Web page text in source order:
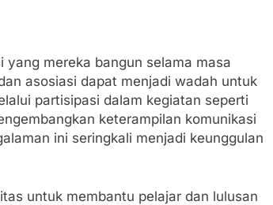
mereka bangun selama masa
asosiasi dapat menjadi wadah untuk
partisipasi dalam kegiatan seperti
keterampilan komunikasi
ini seringkali menjadi keunggulan
untuk membantu pelajar dan lulusan